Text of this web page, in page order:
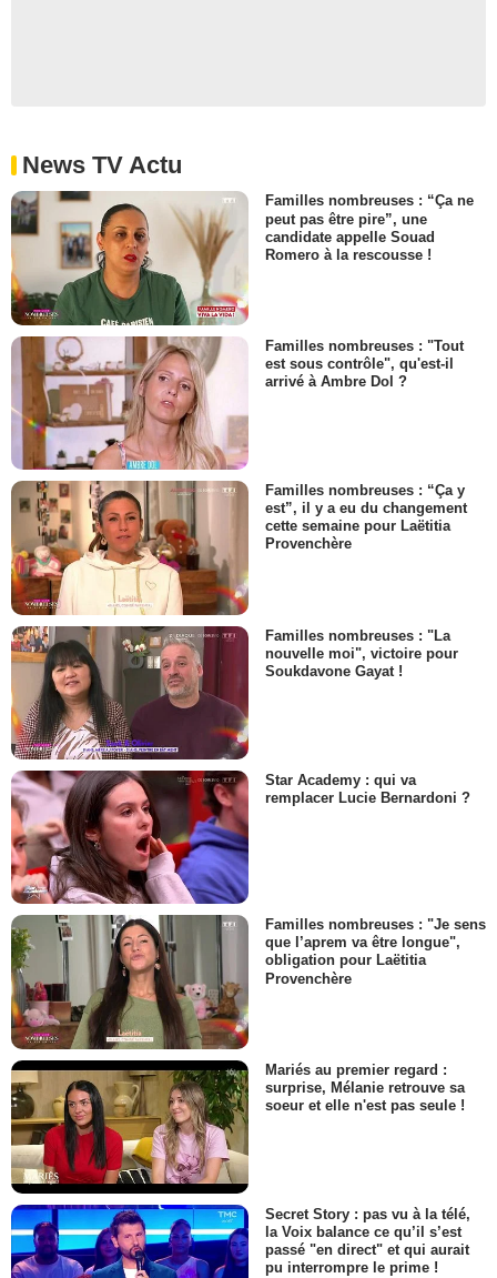
News TV Actu
Familles nombreuses : “Ça ne
peut pas être pire”, une
candidate appelle Souad
Romero à la rescousse !
Familles nombreuses : "Tout
est sous contrôle", qu'est-il
arrivé à Ambre Dol ?
Familles nombreuses : “Ça y
est”, il y a eu du changement
cette semaine pour Laëtitia
Provenchère
Familles nombreuses : "La
nouvelle moi", victoire pour
Soukdavone Gayat !
Star Academy : qui va
remplacer Lucie Bernardoni ?
Familles nombreuses : "Je sens
que l’aprem va être longue",
obligation pour Laëtitia
Provenchère
Mariés au premier regard :
surprise, Mélanie retrouve sa
soeur et elle n'est pas seule !
Secret Story : pas vu à la télé,
la Voix balance ce qu’il s’est
passé "en direct" et qui aurait
pu interrompre le prime !